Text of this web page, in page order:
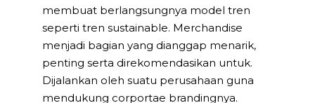
membuat berlangsungnya model tren
seperti tren sustainable. Merchandise
menjadi bagian yang dianggap menarik,
penting serta direkomendasikan untuk.
Dijalankan oleh suatu perusahaan guna
mendukung corportae brandingnya.